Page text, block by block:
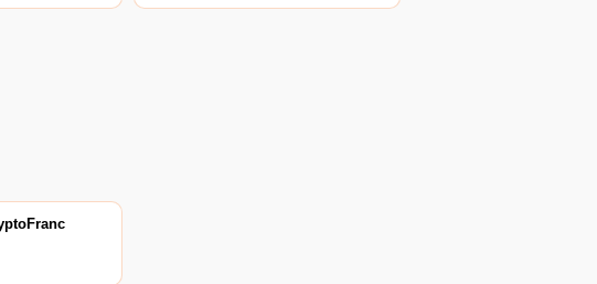
和Bancor
管的日本日元掛鉤穩定幣,以及